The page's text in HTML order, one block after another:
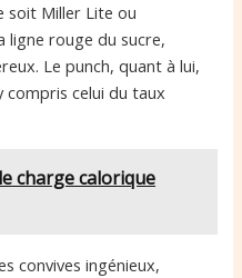
soit Miller Lite ou
ligne rouge du sucre,
Le punch, quant à lui,
compris celui du taux
charge calorique
convives ingénieux,